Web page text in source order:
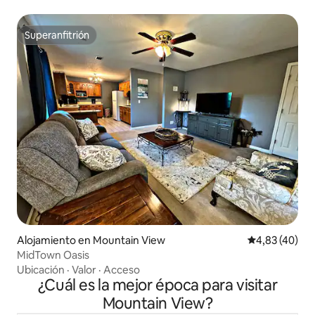
Superanfitrión
Superanfitrión
Alojamiento en Mountain View Calificación
4,83 (40)
MidTown Oasis
Ubicación · Valor · Acceso
¿Cuál es la mejor época para visitar
Mountain View?